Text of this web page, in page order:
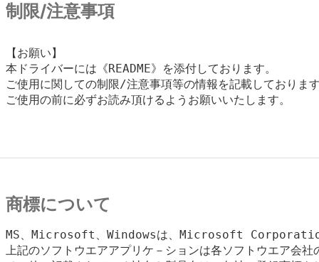
制限/注意事項
【お願い】
本ドライバーには《README》を添付しております。
ご使用に関しての制限/注意事項等の情報を記載しておりま
ご使用の前に必ずお読み頂けるようお願いいたします。
商標について
MS、Microsoft、Windowsは、Microsoft Corporation
上記のソフトウエアアプリケ－ションは各ソフトウエア会社